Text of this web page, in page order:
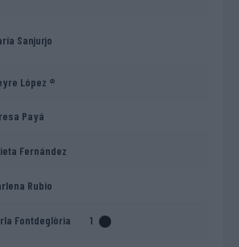
Sanjurjo
López ®
Payá
Fernández
Rubio
Fontdeglòria 1